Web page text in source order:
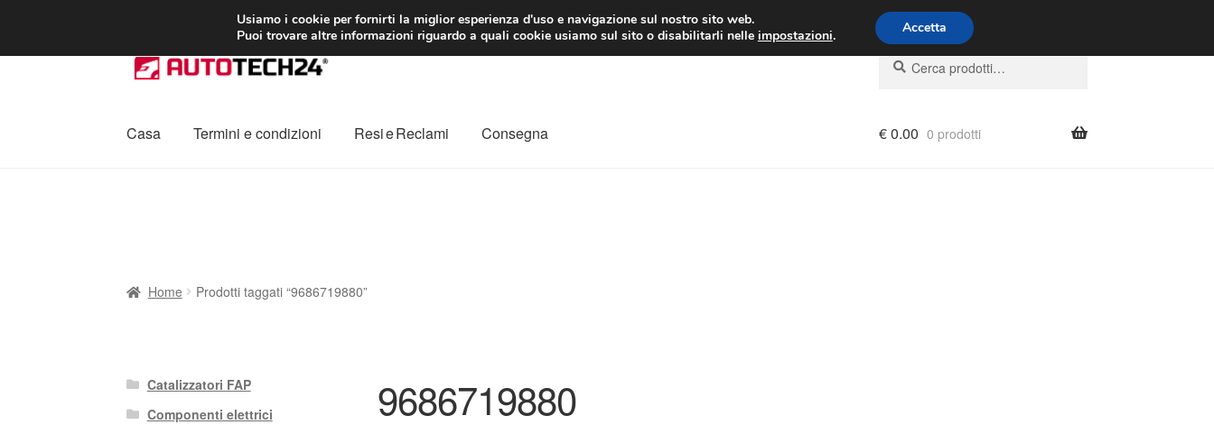
CONSEGNA da 7 EUR Lun-Ven 9:00 - 16:00 800 580 290
Vai
alla
Vai
al
Cerca:
Cerca
Casa Termini e condizioni Resi e Reclami Consegna €0.00 0 prodotti
Home Prodotti taggati “9686719880”
9686719880
Catalizzatori FAP
Componenti elettrici
Usiamo i cookie per fornirti la miglior esperienza d'uso e navigazione sul nostro sito web.
Puoi trovare altre informazioni riguardo a quali cookie usiamo sul sito o disabilitarli nelle impostazioni. Accetta